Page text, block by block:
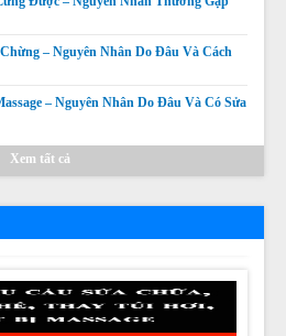
– Nguyên Nhân Do Đâu Và Cách
– Nguyên Nhân Do Đâu Và Có Sửa
Xem tất cả
chuyên nghiệp uy tín giá rẻ
Liên hệ
Chi tiết